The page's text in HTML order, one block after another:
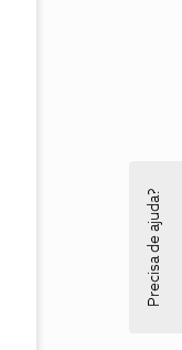
Precisa de ajuda?